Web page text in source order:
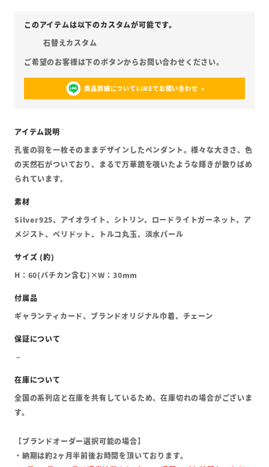
石替えカスタム
商品詳細についてLINEでお問い合わせ
孔雀の羽を一枚そのままデザインしたペンダント。様々な大きさ、色
の天然石がついており、まるで万華鏡を覗いたような輝きが散りばめ
られています。
Silver925、アイオライト、シトリン、ロードライトガーネット、ア
メジスト、ペリドット、トルコ丸玉、淡水パール
H：60(バチカン含む)×W：30mm
ギャランティカード、ブランドオリジナル巾着、チェーン
全国の系列店と在庫を共有しているため、在庫切れの場合がございま
す。
【ブランドオーダー選択可能の場合】
・納期は約2ヶ月半前後お時間を頂いております。